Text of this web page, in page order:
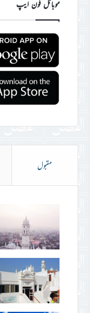
موبائل فون ایپ
مقبول